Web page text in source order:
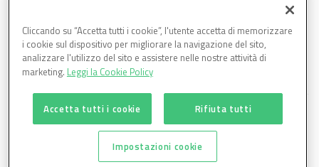
Cookies
Cliccando su “Accetta tutti i cookie”, l'utente accetta di memorizzare
i cookie sul dispositivo per migliorare la navigazione del sito,
analizzare l'utilizzo del sito e assistere nelle nostre attività di
marketing. Leggi la Cookie Policy
Accetta tutti i cookie Rifiuta tutti
Impostazioni cookie